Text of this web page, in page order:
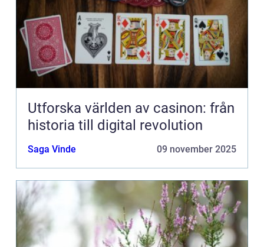
Utforska världen av casinon: från
historia till digital revolution
Saga Vinde 09 november 2025